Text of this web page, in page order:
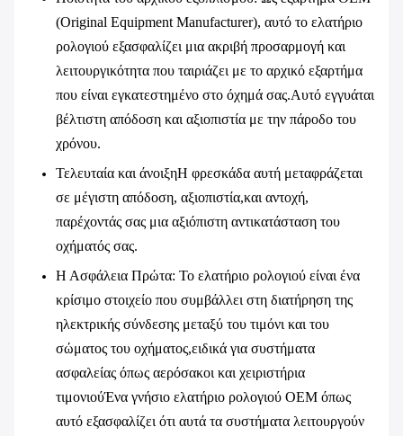
(Original Equipment Manufacturer), αυτό το ελατήριο
ρολογιού εξασφαλίζει μια ακριβή προσαρμογή και
λειτουργικότητα που ταιριάζει με το αρχικό εξαρτήμα
που είναι εγκατεστημένο στο όχημά σας.Αυτό εγγυάται
βέλτιστη απόδοση και αξιοπιστία με την πάροδο του
χρόνου.
Τελευταία και άνοιξηΗ φρεσκάδα αυτή μεταφράζεται
σε μέγιστη απόδοση, αξιοπιστία,και αντοχή,
παρέχοντάς σας μια αξιόπιστη αντικατάσταση του
οχήματός σας.
Η Ασφάλεια Πρώτα: Το ελατήριο ρολογιού είναι ένα
κρίσιμο στοιχείο που συμβάλλει στη διατήρηση της
ηλεκτρικής σύνδεσης μεταξύ του τιμόνι και του
σώματος του οχήματος,ειδικά για συστήματα
ασφαλείας όπως αερόσακοι και χειριστήρια
τιμονιούΈνα γνήσιο ελατήριο ρολογιού OEM όπως
αυτό εξασφαλίζει ότι αυτά τα συστήματα λειτουργούν